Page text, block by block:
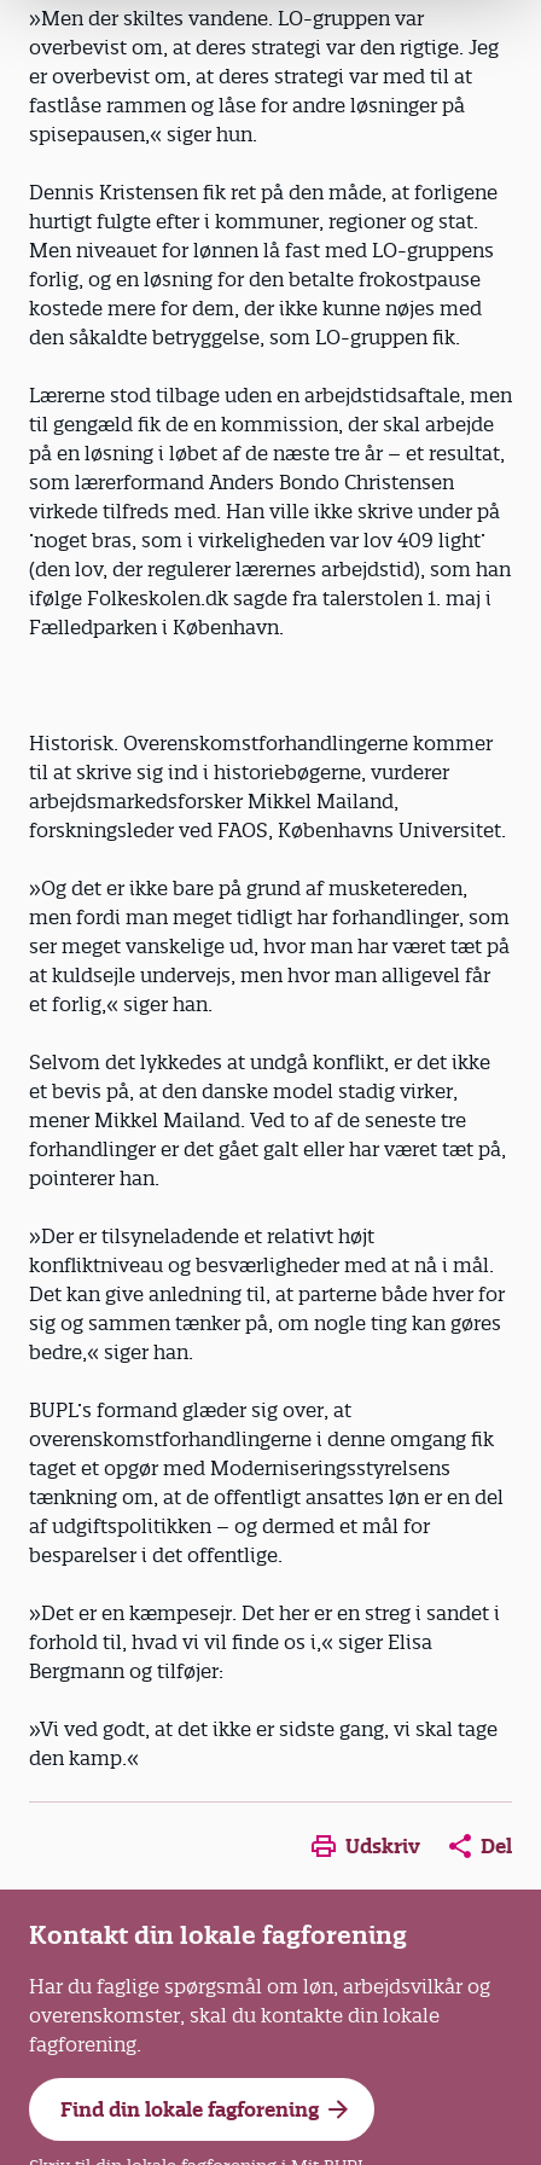
»Men der skiltes vandene. LO-gruppen var
overbevist om, at deres strategi var den rigtige. Jeg
er overbevist om, at deres strategi var med til at
fastlåse rammen og låse for andre løsninger på
spisepausen,« siger hun.
Dennis Kristensen fik ret på den måde, at forligene
hurtigt fulgte efter i kommuner, regioner og stat.
Men niveauet for lønnen lå fast med LO-gruppens
forlig, og en løsning for den betalte frokostpause
kostede mere for dem, der ikke kunne nøjes med
den såkaldte betryggelse, som LO-gruppen fik.
Lærerne stod tilbage uden en arbejdstidsaftale, men
til gengæld fik de en kommission, der skal arbejde
på en løsning i løbet af de næste tre år – et resultat,
som lærerformand Anders Bondo Christensen
virkede tilfreds med. Han ville ikke skrive under på
’noget bras, som i virkeligheden var lov 409 light’
(den lov, der regulerer lærernes arbejdstid), som han
ifølge Folkeskolen.dk sagde fra talerstolen 1. maj i
Fælledparken i København.
Historisk. Overenskomstforhandlingerne kommer
til at skrive sig ind i historiebøgerne, vurderer
arbejdsmarkedsforsker Mikkel Mailand,
forskningsleder ved FAOS, Københavns Universitet.
»Og det er ikke bare på grund af musketereden,
men fordi man meget tidligt har forhandlinger, som
ser meget vanskelige ud, hvor man har været tæt på
at kuldsejle undervejs, men hvor man alligevel får
et forlig,« siger han.
Selvom det lykkedes at undgå konflikt, er det ikke
et bevis på, at den danske model stadig virker,
mener Mikkel Mailand. Ved to af de seneste tre
forhandlinger er det gået galt eller har været tæt på,
pointerer han.
»Der er tilsyneladende et relativt højt
konfliktniveau og besværligheder med at nå i mål.
Det kan give anledning til, at parterne både hver for
sig og sammen tænker på, om nogle ting kan gøres
bedre,« siger han.
BUPL’s formand glæder sig over, at
overenskomstforhandlingerne i denne omgang fik
taget et opgør med Moderniseringsstyrelsens
tænkning om, at de offentligt ansattes løn er en del
af udgiftspolitikken – og dermed et mål for
besparelser i det offentlige.
»Det er en kæmpesejr. Det her er en streg i sandet i
forhold til, hvad vi vil finde os i,« siger Elisa
Bergmann og tilføjer:
»Vi ved godt, at det ikke er sidste gang, vi skal tage
den kamp.«
Opens in a new window
Opens in a new
Opens in
Udskriv Del
Kontakt din lokale fagforening
Har du faglige spørgsmål om løn, arbejdsvilkår og
overenskomster, skal du kontakte din lokale
fagforening.
Find din lokale fagforening